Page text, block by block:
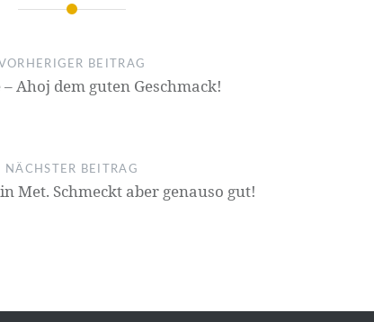
BEITRAG
Ahoj dem guten Geschmack!
NÄCHSTER BEITRAG
Met. Schmeckt aber genauso gut!